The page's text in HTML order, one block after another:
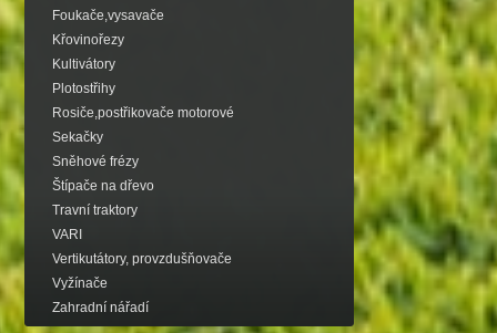
Foukače,vysavače
Křovinořezy
Kultivátory
Plotostřihy
Rosiče,postřikovače motorové
Sekačky
Sněhové frézy
Štípače na dřevo
Travní traktory
VARI
Vertikutátory, provzdušňovače
Vyžínače
Zahradní nářadí